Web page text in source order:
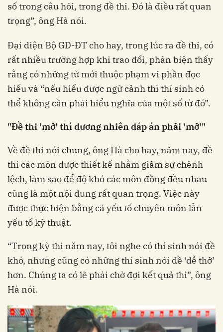
số trong câu hỏi, trong đề thi. Đó là điều rất quan
trọng”, ông Hà nói.
Đại diện Bộ GD-ĐT cho hay, trong lúc ra đề thi, có
rất nhiều trường hợp khi trao đổi, phản biện thấy
rằng có những từ mới thuộc phạm vi phần đọc
hiểu và “nếu hiểu được ngữ cảnh thì thí sinh có
thể không cần phải hiểu nghĩa của một số từ đó”.
"Đề thi 'mở' thì đương nhiên đáp án phải 'mở'"
Về đề thi nói chung, ông Hà cho hay, năm nay, đề
thi các môn được thiết kế nhằm giảm sự chênh
lệch, làm sao để độ khó các môn đồng đều nhau
cũng là một nội dung rất quan trọng. Việc này
được thực hiện bằng cả yếu tố chuyên môn lẫn
yếu tố kỹ thuật.
“Trong kỳ thi năm nay, tôi nghe có thí sinh nói đề
khó, nhưng cũng có những thí sinh nói đề ‘dễ thở’
hơn. Chúng ta có lẽ phải chờ đợi kết quả thi”, ông
Hà nói.